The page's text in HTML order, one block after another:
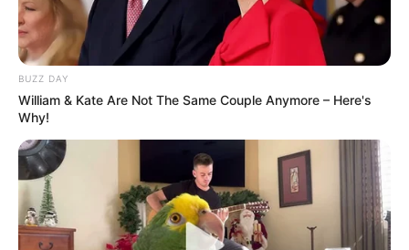
BUZZ DAY
William & Kate Are Not The Same Couple Anymore – Here's
Why!